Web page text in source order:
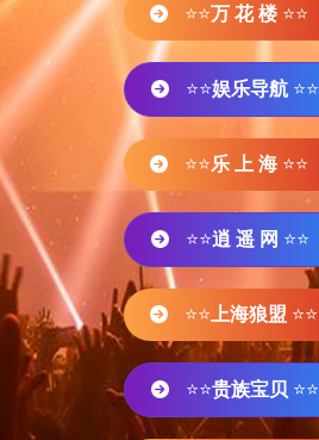
⭐⭐万 花 楼 ⭐⭐
⭐⭐娱乐导航 ⭐⭐
⭐⭐乐 上 海 ⭐⭐
⭐⭐逍 遥 网 ⭐⭐
⭐⭐ 上海狼盟 ⭐⭐
⭐⭐贵族宝贝 ⭐⭐